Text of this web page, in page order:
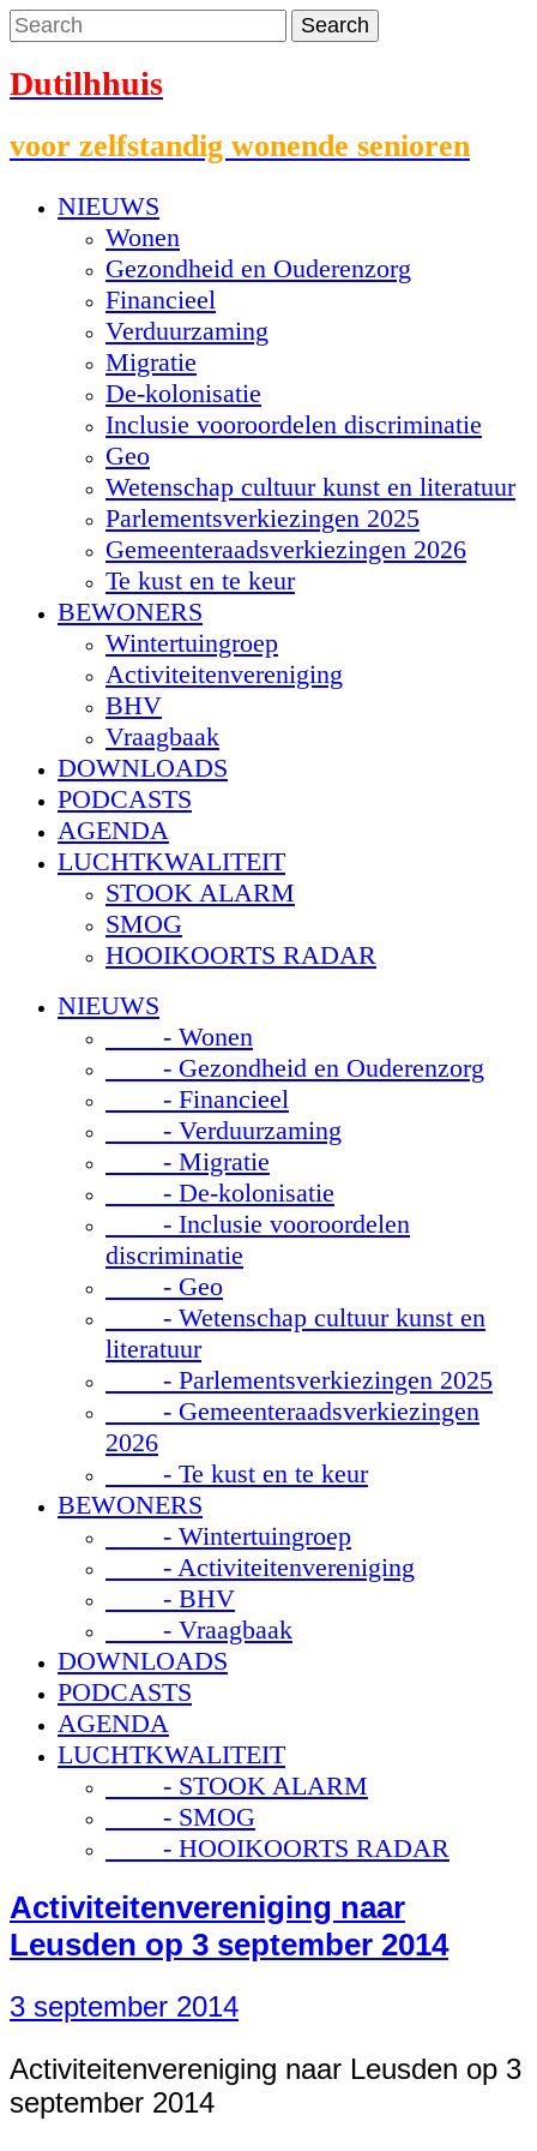
Dutilhhuis
voor zelfstandig wonende senioren
NIEUWS
Wonen
Gezondheid en Ouderenzorg
Financieel
Verduurzaming
Migratie
De-kolonisatie
Inclusie vooroordelen discriminatie
Geo
Wetenschap cultuur kunst en literatuur
Parlementsverkiezingen 2025
Gemeenteraadsverkiezingen 2026
Te kust en te keur
BEWONERS
Wintertuingroep
Activiteitenvereniging
BHV
Vraagbaak
DOWNLOADS
PODCASTS
AGENDA
LUCHTKWALITEIT
STOOK ALARM
SMOG
HOOIKOORTS RADAR
NIEUWS
- Wonen
- Gezondheid en Ouderenzorg
- Financieel
- Verduurzaming
- Migratie
- De-kolonisatie
- Inclusie vooroordelen
discriminatie
- Geo
- Wetenschap cultuur kunst en
literatuur
- Parlementsverkiezingen 2025
- Gemeenteraadsverkiezingen
2026
- Te kust en te keur
BEWONERS
- Wintertuingroep
- Activiteitenvereniging
- BHV
- Vraagbaak
DOWNLOADS
PODCASTS
AGENDA
LUCHTKWALITEIT
- STOOK ALARM
- SMOG
- HOOIKOORTS RADAR
Activiteitenvereniging naar
Leusden op 3 september 2014
3 september 2014
Activiteitenvereniging naar Leusden op 3
september 2014